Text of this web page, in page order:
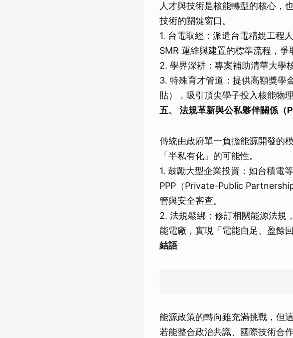
人才與技術是核能轉型的核心，
技術的關鍵窗口。
1. 台電取經：派遣台電精銳工程
SMR 運維與建置的標準流程，爭
2. 學界深耕：專案補助清華大學
3. 特殊育才管道：提供高額獎學
貼），吸引頂尖學子投入核能物
五、 法規革新與公私夥伴關係（
傳統由政府單一負擔能源開發的
「半私有化」的可能性。
1. 鼓勵大型企業投資：如台積電
PPP（Private-Public
管與安全審查。
2. 法規鬆綁：修訂相關能源法規
能電廠，實現「電能自足、盈餘
結語
能源政策的轉向雖充滿挑戰，但
若能整合政治共識、國際技術合